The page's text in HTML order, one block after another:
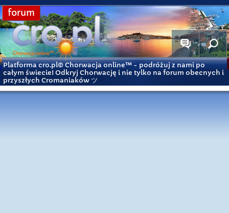
forum
Platforma cro.pl© Chorwacja online™ - podróżuj z nami po
całym świecie! Odkryj Chorwację i nie tylko na forum obecnych i
przyszłych Cromaniaków ツ